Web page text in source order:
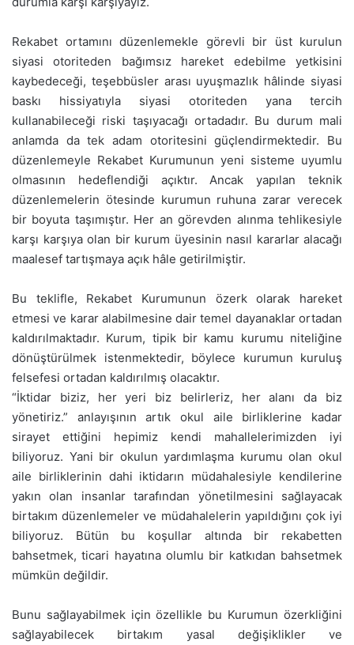
Rekabet ortamını düzenlemekle görevli bir üst kurulun
siyasi otoriteden bağımsız hareket edebilme yetkisini
kaybedeceği, teşebbüsler arası uyuşmazlık hâlinde siyasi
baskı hissiyatıyla siyasi otoriteden yana tercih
kullanabileceği riski taşıyacağı ortadadır. Bu durum mali
anlamda da tek adam otoritesini güçlendirmektedir. Bu
düzenlemeyle Rekabet Kurumunun yeni sisteme uyumlu
olmasının hedeflendiği açıktır. Ancak yapılan teknik
düzenlemelerin ötesinde kurumun ruhuna zarar verecek
bir boyuta taşımıştır. Her an görevden alınma tehlikesiyle
karşı karşıya olan bir kurum üyesinin nasıl kararlar alacağı
maalesef tartışmaya açık hâle getirilmiştir.
Bu teklifle, Rekabet Kurumunun özerk olarak hareket
etmesi ve karar alabilmesine dair temel dayanaklar ortadan
kaldırılmaktadır. Kurum, tipik bir kamu kurumu niteliğine
dönüştürülmek istenmektedir, böylece kurumun kuruluş
felsefesi ortadan kaldırılmış olacaktır.
“İktidar biziz, her yeri biz belirleriz, her alanı da biz
yönetiriz.” anlayışının artık okul aile birliklerine kadar
sirayet ettiğini hepimiz kendi mahallelerimizden iyi
biliyoruz. Yani bir okulun yardımlaşma kurumu olan okul
aile birliklerinin dahi iktidarın müdahalesiyle kendilerine
yakın olan insanlar tarafından yönetilmesini sağlayacak
birtakım düzenlemeler ve müdahalelerin yapıldığını çok iyi
biliyoruz. Bütün bu koşullar altında bir rekabetten
bahsetmek, ticari hayatına olumlu bir katkıdan bahsetmek
mümkün değildir.
Bunu sağlayabilmek için özellikle bu Kurumun özerkliğini
sağlayabilecek birtakım yasal değişiklikler ve